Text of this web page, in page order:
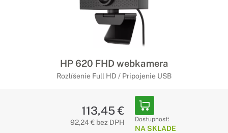
HP 620 FHD webkamera
Rozlíšenie Full HD / Pripojenie USB
113,45 €
92,24 € bez DPH Dostupnosť:
NA SKLADE